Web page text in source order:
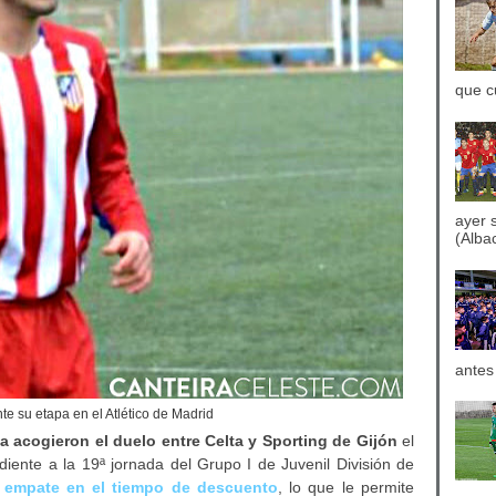
su etapa en el Atlético de Madrid
acogieron el duelo entre Celta y Sporting de Gijón el
a la 19ª jornada del Grupo I de Juvenil División de
en el tiempo de descuento , lo que le permite
que
ayer